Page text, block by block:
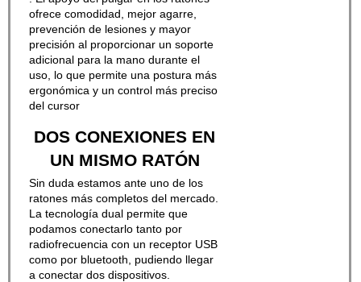
ofrece comodidad, mejor agarre,
prevención de lesiones y mayor
precisión al proporcionar un soporte
adicional para la mano durante el
uso, lo que permite una postura más
ergonómica y un control más preciso
del cursor
DOS CONEXIONES EN
UN MISMO RATÓN
Sin duda estamos ante uno de los
ratones más completos del mercado.
La tecnología dual permite que
podamos conectarlo tanto por
radiofrecuencia con un receptor USB
como por bluetooth, pudiendo llegar
a conectar dos dispositivos.